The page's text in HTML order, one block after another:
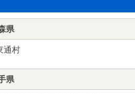
県
通村
県